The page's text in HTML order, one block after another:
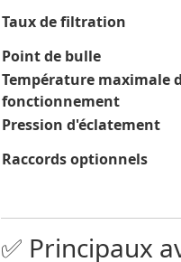
Taux de filtration
Point de bulle
Température maximale
fonctionnement
Pression d'éclatement
Raccords optionnels
✅ Principaux